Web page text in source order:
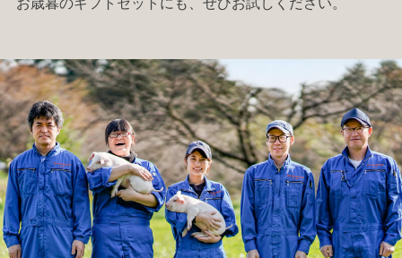
お歳暮のギフトセット にも、ぜひお試しください。